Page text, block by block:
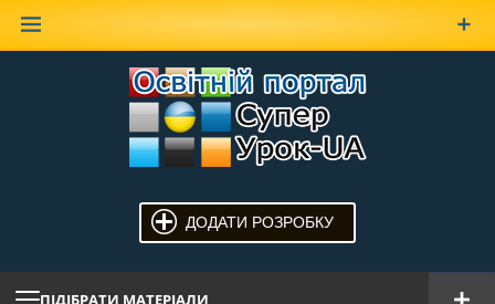
ДОДАТИ РОЗРОБКУ
ПІДІБРАТИ МАТЕРІАЛИ